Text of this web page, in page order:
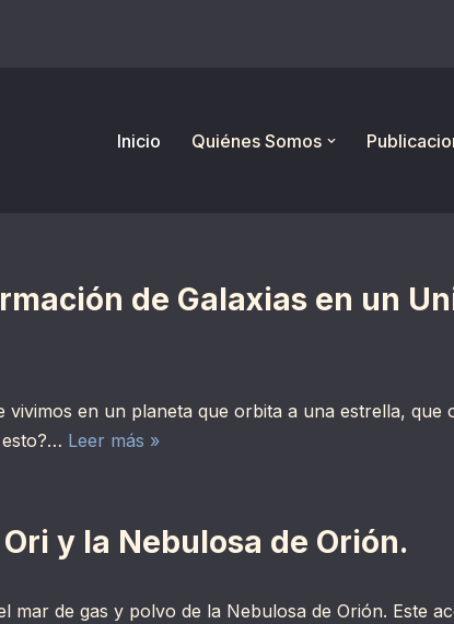
Inicio
Quiénes Somos
de Galaxias en un
vivimos en un planeta que orbita a una estrella, que
Leer más »
Ori y la Nebulosa de Orión.
mar de gas y polvo de la Nebulosa de Orión. Este